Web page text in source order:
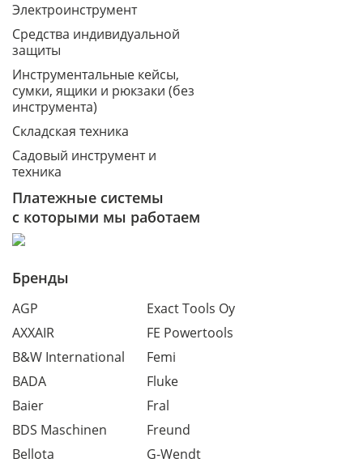
Электроинструмент
Средства индивидуальной
защиты
Инструментальные кейсы,
сумки, ящики и рюкзаки (без
инструмента)
Складская техника
Садовый инструмент и
техника
Платежные системы
с которыми мы работаем
Бренды
AGP
AXXAIR
B&W International
BADA
Baier
BDS Maschinen
Bellota
Exact Tools Oy
FE Powertools
Femi
Fluke
Fral
Freund
G-Wendt